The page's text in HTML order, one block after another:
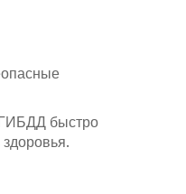
быстро